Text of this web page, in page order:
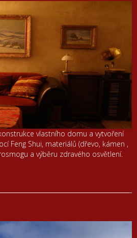
vlastního domu a vytvoření
Feng Shui, materiálů (dřevo, kámen ,
a výběru zdravého osvětlení.